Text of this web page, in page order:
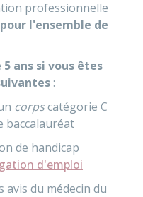
professionnelle
l'ensemble de
5 ans si vous êtes
:
corpscatégorie C
baccalauréat
de handicap
d'emploi
avis du médecin du